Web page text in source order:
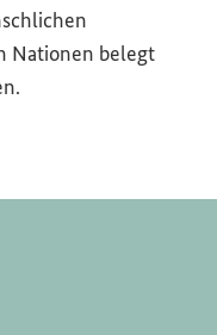
Begriff aufrufen)
Nationen belegt